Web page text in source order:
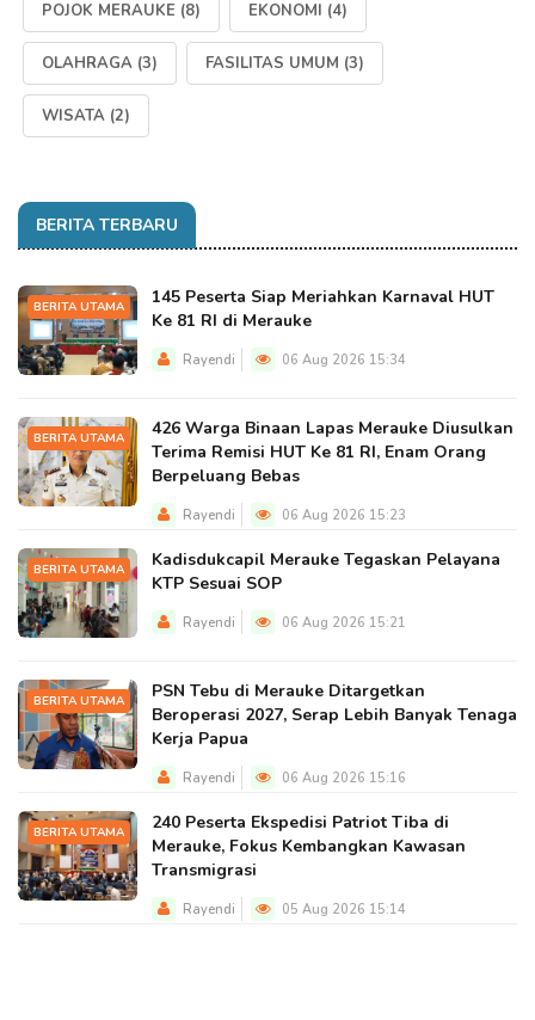
POJOK MERAUKE (8) EKONOMI (4)
OLAHRAGA (3) FASILITAS UMUM (3)
WISATA (2)
BERITA TERBARU
BERITA UTAMA
145 Peserta Siap Meriahkan Karnaval HUT
Ke 81 RI di Merauke
Rayendi 06 Aug 2026 15:34
BERITA UTAMA
426 Warga Binaan Lapas Merauke Diusulkan
Terima Remisi HUT Ke 81 RI, Enam Orang
Berpeluang Bebas
Rayendi 06 Aug 2026 15:23
BERITA UTAMA
Kadisdukcapil Merauke Tegaskan Pelayana
KTP Sesuai SOP
Rayendi 06 Aug 2026 15:21
BERITA UTAMA
PSN Tebu di Merauke Ditargetkan
Beroperasi 2027, Serap Lebih Banyak Tenaga
Kerja Papua
Rayendi 06 Aug 2026 15:16
BERITA UTAMA
240 Peserta Ekspedisi Patriot Tiba di
Merauke, Fokus Kembangkan Kawasan
Transmigrasi
Rayendi 05 Aug 2026 15:14